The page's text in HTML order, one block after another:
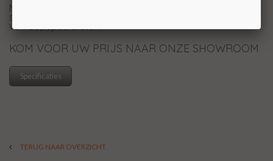
Meer weten over de Yung130++? Kom langs in onze
showroom in Breda en laat u adviseren door onze
verkoopspecialisten.
KOM VOOR UW PRIJS NAAR ONZE SHOWROOM
Specificaties
TERUG NAAR OVERZICHT